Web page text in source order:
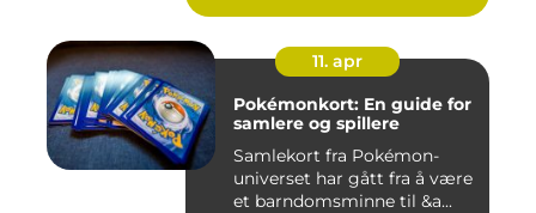
11. apr
Pokémonkort: En guide for
samlere og spillere
Samlekort fra Pokémon-
universet har gått fra å være
et barndomsminne til &a...